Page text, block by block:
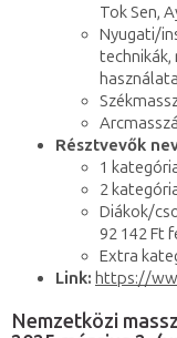
Tok Sen,
Nyugati/
technikák,
Résztvevők
1
2
Diákok/
92 142 Ft
Extra
Link: https://
Nemzetközi